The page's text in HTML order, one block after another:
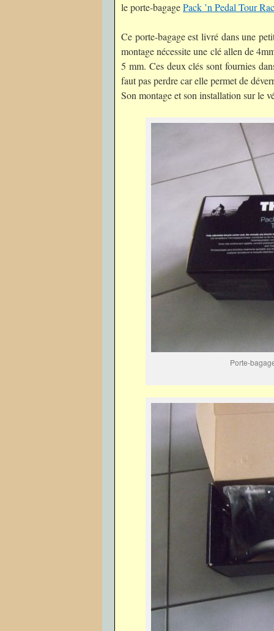
le porte-bagagePack ’n Pedal Tour
Ce porte-bagage est livré dans une
montage nécessite une clé allen de
5 mm. Ces deux clés sont fournies
faut pas perdre car elle permet de
Son montage et son installation sur le
Porte-